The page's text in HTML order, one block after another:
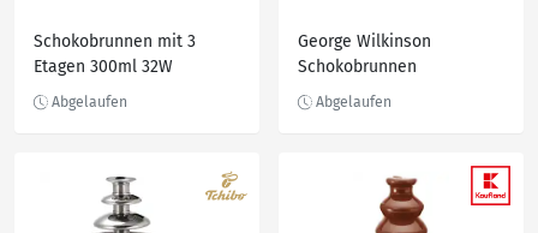
Schokobrunnen mit 3
Etagen 300ml 32W
George Wilkinson
Schokobrunnen